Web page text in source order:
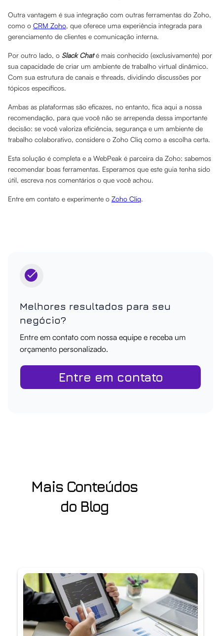
Outra vantagem é sua integração com outras ferramentas do Zoho,
como o CRM Zoho, que oferece uma experiência integrada para
gerenciamento de clientes e comunicação interna.
Por outro lado, o Slack Chaté mais conhecido (exclusivamente) por
sua capacidade de criar um ambiente de trabalho virtual dinâmico.
Com sua estrutura de canais e threads, dividindo discussões por
tópicos específicos.
Ambas as plataformas são eficazes, no entanto, fica aqui a nossa
recomendação, para que você não se arrependa dessa importante
decisão: se você valoriza eficiência, segurança e um ambiente de
trabalho colaborativo, considere o Zoho Cliq como a escolha certa.
Esta solução é completa e a WebPeak é parceira da Zoho: sabemos
recomendar boas ferramentas. Esperamos que este guia tenha sido
útil, escreva nos comentários o que você achou.
Entre em contato e experimente o Zoho Cliq.
Melhores resultados para seu
negócio?
Entre em contato com nossa equipe e receba um
orçamento personalizado.
Entre em contato
Mais Conteúdos
do Blog